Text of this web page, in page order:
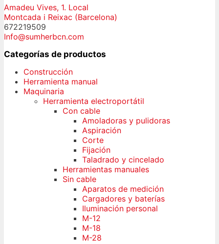
Amadeu Vives, 1. Local
Montcada i Reixac (Barcelona)
672219509
Info@sumherbcn.com
Categorías de productos
Construcción
Herramienta manual
Maquinaria
Herramienta electroportátil
Con cable
Amoladoras y pulidoras
Aspiración
Corte
Fijación
Taladrado y cincelado
Herramientas manuales
Sin cable
Aparatos de medición
Cargadores y baterías
Iluminación personal
M-12
M-18
M-28